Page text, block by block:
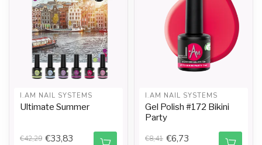
I.AM NAIL SYSTEMS
Ultimate Summer
€42,29 €33,83
I.AM NAIL SYSTEMS
Gel Polish #172 Bikini
Party
€8,41 €6,73